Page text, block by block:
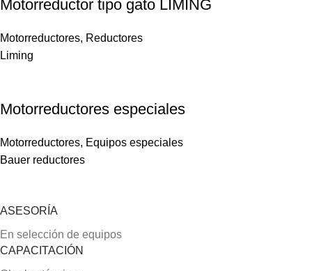
Motorreductor tipo gato LIMING
Motorreductores, Reductores
Liming
Motorreductores especiales
Motorreductores, Equipos especiales
Bauer reductores
ASESORÍA
En selección de equipos
CAPACITACIÓN